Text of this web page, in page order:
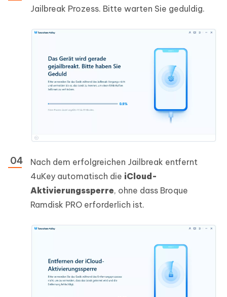
Jailbreak Prozess. Bitte warten Sie geduldig.
Nach dem erfolgreichen Jailbreak entfernt
4uKey automatisch die iCloud-
Aktivierungssperre, ohne dass Broque
Ramdisk PRO erforderlich ist.